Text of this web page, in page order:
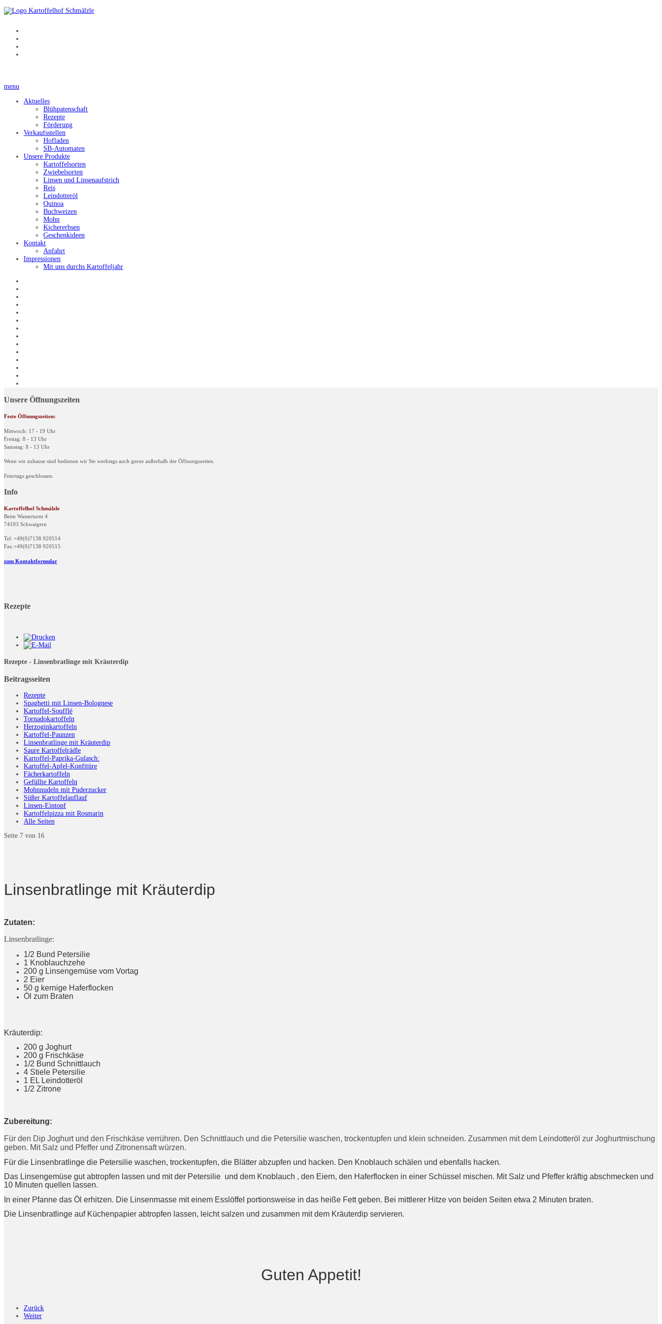
menu
Aktuelles
Blühpatenschaft
Rezepte
Förderung
Verkaufsstellen
Hofladen
SB-Automaten
Unsere Produkte
Kartoffelsorten
Zwiebelsorten
Linsen und Linsenaufstrich
Reis
Leindotteröl
Quinoa
Buchweizen
Mohn
Kichererbsen
Geschenkideen
Kontakt
Anfahrt
Impressionen
Mit uns durchs Kartoffeljahr
Unsere Öffnungszeiten
Feste Öffnungszeiten:
Mittwoch: 17 - 19 Uhr
Freitag: 8 - 13 Uhr
Samstag: 8 - 13 Uhr
Wenn wir zuhause sind bedienen wir Sie werktags auch gerne außerhalb der Öffnungszeiten.
Feiertags geschlossen.
Info
Kartoffelhof Schmälzle
Beim Wasserturm 4
74193 Schwaigern
Tel: +49(0)7138 920514
Fax:+49(0)7138 920515
zum Kontaktformular
Rezepte
Rezepte - Linsenbratlinge mit Kräuterdip
Beitragsseiten
Rezepte
Spaghetti mit Linsen-Bolognese
Kartoffel-Soufflé
Tornadokartoffeln
Herzoginkartoffeln
Kartoffel-Paunzen
Linsenbratlinge mit Kräuterdip
Saure Kartoffelrädle
Kartoffel-Paprika-Gulasch:
Kartoffel-Apfel-Konfitüre
Fächerkartoffeln
Gefüllte Kartoffeln
Mohnnudeln mit Puderzucker
Süßer Kartoffelauflauf
Linsen-Eintopf
Kartoffelpizza mit Rosmarin
Alle Seiten
Seite 7 von 16
Linsenbratlinge mit Kräuterdip
Zutaten:
Linsenbratlinge:
1/2 Bund Petersilie
1 Knoblauchzehe
200 g Linsengemüse vom Vortag
2 Eier
50 g kernige Haferflocken
Öl zum Braten
Kräuterdip:
200 g Joghurt
200 g Frischkäse
1/2 Bund Schnittlauch
4 Stiele Petersilie
1 EL Leindotteröl
1/2 Zitrone
Zubereitung:
Für den Dip Joghurt und den Frischkäse verrühren. Den Schnittlauch und die Petersilie waschen, trockentupfen und klein schneiden. Zusammen mit dem Leindotteröl zur Joghurtmischung
geben. Mit Salz und Pfeffer und Zitronensaft würzen.
Für die Linsenbratlinge die Petersilie waschen, trockentupfen, die Blätter abzupfen und hacken. Den Knoblauch schälen und ebenfalls hacken.
Das Linsengemüse gut abtropfen lassen und mit der Petersilie und dem Knoblauch , den Eiern, den Haferflocken in einer Schüssel mischen. Mit Salz und Pfeffer kräftig abschmecken und
10 Minuten quellen lassen.
In einer Pfanne das Öl erhitzen. Die Linsenmasse mit einem Esslöffel portionsweise in das heiße Fett geben. Bei mittlerer Hitze von beiden Seiten etwa 2 Minuten braten.
Die Linsenbratlinge auf Küchenpapier abtropfen lassen, leicht salzen und zusammen mit dem Kräuterdip servieren.
Guten Appetit!
Zurück
Weiter